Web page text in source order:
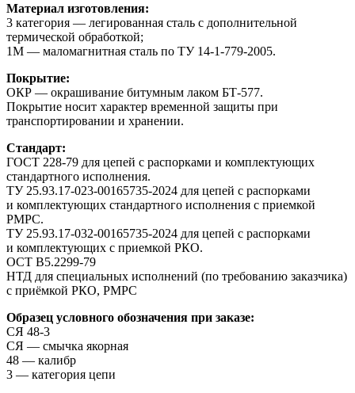
Материал изготовления:
3 категория — легированная сталь с дополнительной
термической обработкой;
1М — маломагнитная сталь по ТУ 14-1-779-2005.
Покрытие:
ОКР — окрашивание битумным лаком БТ-577.
Покрытие носит характер временной защиты при
транспортировании и хранении.
Стандарт:
ГОСТ 228-79 для цепей с распорками и комплектующих
стандартного исполнения.
ТУ 25.93.17-023-00165735-2024 для цепей с распорками
и комплектующих стандартного исполнения с приемкой
РМРС.
ТУ 25.93.17-032-00165735-2024 для цепей с распорками
и комплектующих с приемкой РКО.
ОСТ В5.2299-79
НТД для специальных исполнений (по требованию заказчика)
с приёмкой РКО, РМРС
Образец условного обозначения при заказе:
СЯ 48-3
СЯ — смычка якорная
48 — калибр
3 — категория цепи